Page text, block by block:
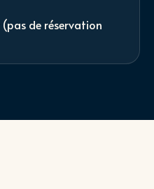
de réservation